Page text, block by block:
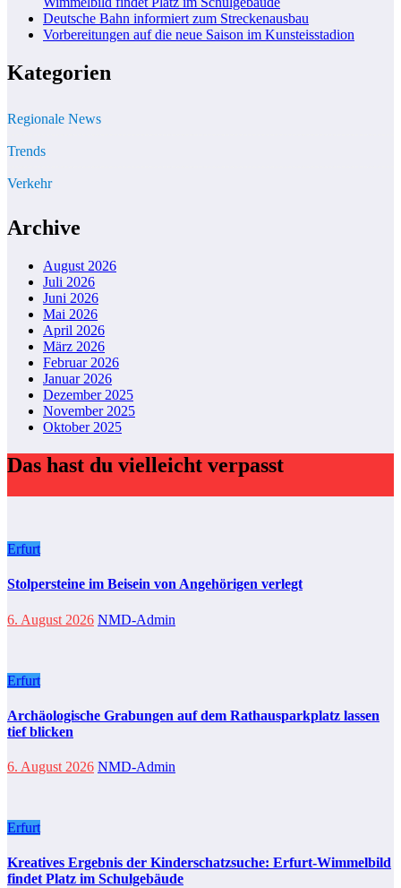
Deutsche Bahn informiert zum Streckenausbau
Vorbereitungen auf die neue Saison im Kunsteisstadion
Kategorien
Regionale News
Trends
Verkehr
Archive
August 2026
Juli 2026
Juni 2026
Mai 2026
April 2026
März 2026
Februar 2026
Januar 2026
Dezember 2025
November 2025
Oktober 2025
Das hast du vielleicht verpasst
Erfurt
Stolpersteine im Beisein von Angehörigen verlegt
6. August 2026 NMD-Admin
Erfurt
Archäologische Grabungen auf dem Rathausparkplatz lassen
tief blicken
6. August 2026 NMD-Admin
Erfurt
Kreatives Ergebnis der Kinderschatzsuche: Erfurt-Wimmelbild
findet Platz im Schulgebäude